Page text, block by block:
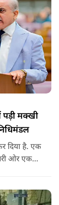
पड़ी मक्खी
दिया है. एक
ओर एक